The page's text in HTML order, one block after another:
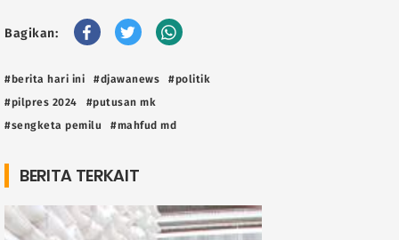
Bagikan:
#berita hari ini #djawanews
#politik
#pilpres 2024
#putusan mk
#sengketa pemilu
#mahfud md
BERITA TERKAIT